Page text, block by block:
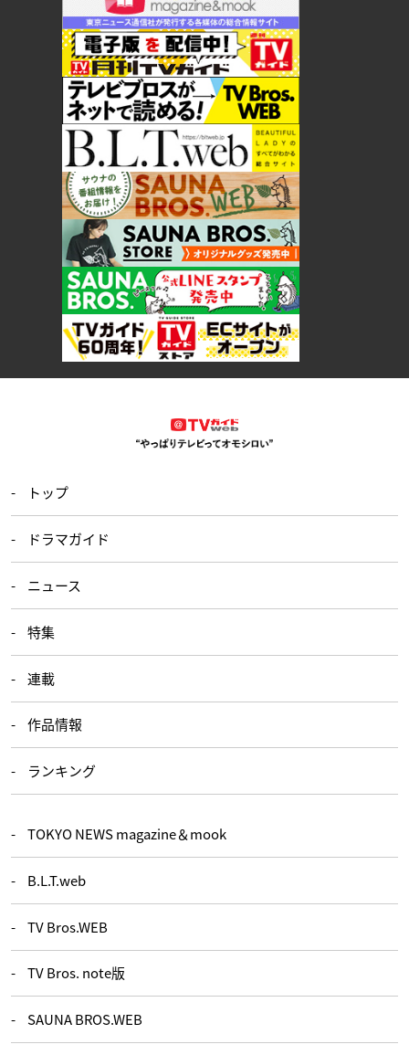
トップ
ドラマガイド
ニュース
特集
連載
作品情報
ランキング
TOKYO NEWS magazine＆mook
B.L.T.web
TV Bros.WEB
TV Bros. note版
SAUNA BROS.WEB